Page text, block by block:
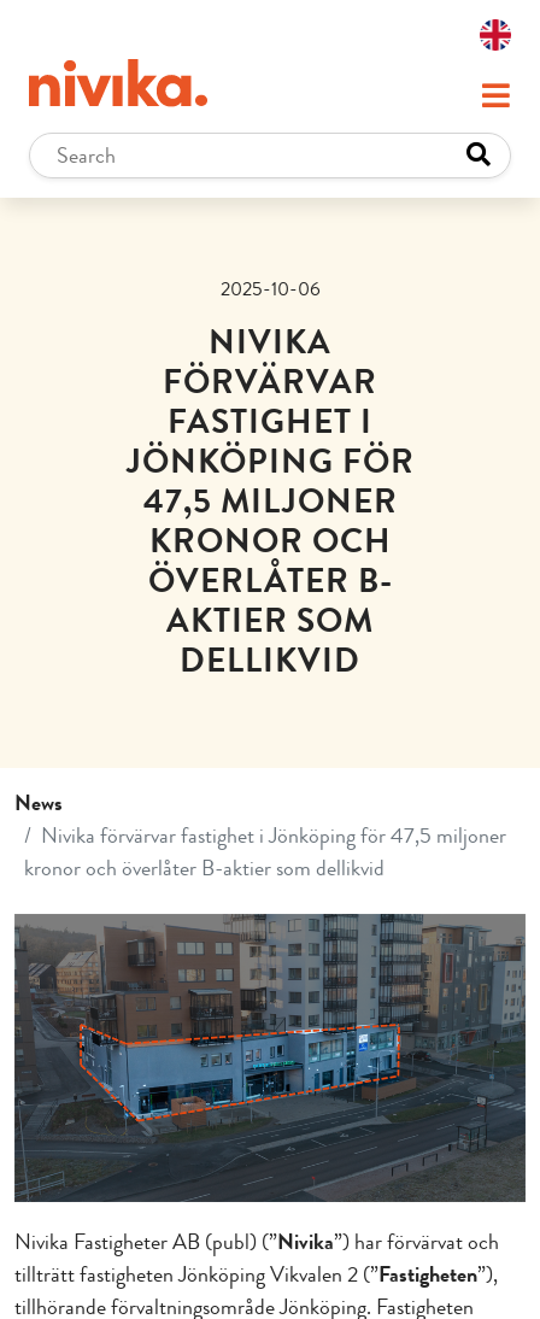
2025-10-06
NIVIKA
FÖRVÄRVAR
FASTIGHET I
JÖNKÖPING FÖR
47,5 MILJONER
KRONOR OCH
ÖVERLÅTER B-
AKTIER SOM
DELLIKVID
News
Nivika förvärvar fastighet i Jönköping för 47,5 miljoner
kronor och överlåter B-aktier som dellikvid
Nivika Fastigheter AB (publ) (”Nivika”) har förvärvat och
tillträtt fastigheten Jönköping Vikvalen 2 (”Fastigheten”),
tillhörande förvaltningsområde Jönköping. Fastigheten